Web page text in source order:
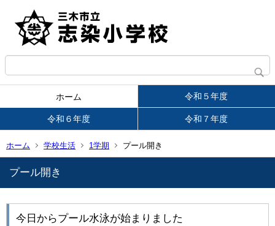
ホーム 令和５年度
令和６年度 令和７年度
ホーム 学校生活 1学期 プール開き
プール開き
今日からプール水泳が始まりました